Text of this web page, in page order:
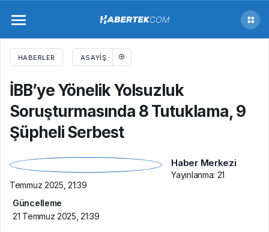
HABERLER ASAYIŞ
İBB’ye Yönelik Yolsuzluk
Soruşturmasında 8 Tutuklama, 9
Şüpheli Serbest
Haber Merkezi
Yayınlanma: 21
Temmuz 2025, 21:39
Güncelleme
21 Temmuz 2025, 21:39
İBB’ye Yönelik Yolsuzluk Soruşturmasında 8
Tutuklama, 9 Şüpheli Serbest